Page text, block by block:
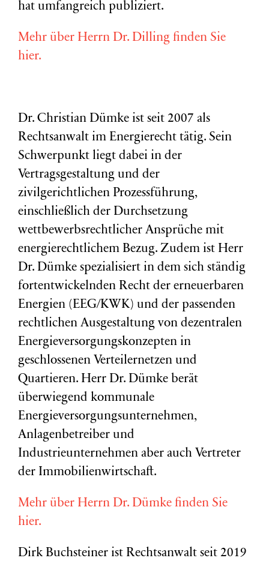
hat umfangreich publiziert.
Mehr über Herrn Dr. Dilling finden Sie
hier.
Dr. Christian Dümke ist seit 2007 als
Rechtsanwalt im Energierecht tätig. Sein
Schwerpunkt liegt dabei in der
Vertragsgestaltung und der
zivilgerichtlichen Prozessführung,
einschließlich der Durchsetzung
wettbewerbsrechtlicher Ansprüche mit
energierechtlichem Bezug. Zudem ist Herr
Dr. Dümke spezialisiert in dem sich ständig
fortentwickelnden Recht der erneuerbaren
Energien (EEG/KWK) und der passenden
rechtlichen Ausgestaltung von dezentralen
Energieversorgungskonzepten in
geschlossenen Verteilernetzen und
Quartieren. Herr Dr. Dümke berät
überwiegend kommunale
Energieversorgungsunternehmen,
Anlagenbetreiber und
Industrieunternehmen aber auch Vertreter
der Immobilienwirtschaft.
Mehr über Herrn Dr. Dümke finden Sie
hier.
Dirk Buchsteiner ist Rechtsanwalt seit 2019